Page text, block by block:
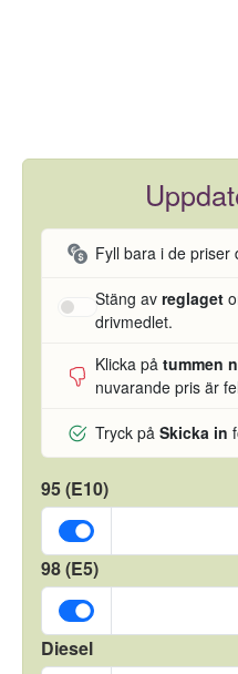
Fyll bara i de priser
Stäng av reglaget
drivmedlet.
Klicka på tummen
nuvarande pris är
Tryck på Skicka in
95 (E10)
98 (E5)
Diesel